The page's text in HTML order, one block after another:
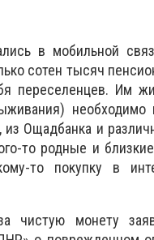
в мобильной
сотен тысяч
переселенцев. Им
необходимо
Ощадбанка и
то родные и
то покупку в
чистую монету